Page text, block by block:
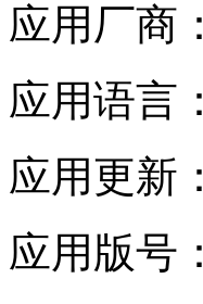
应用厂商：
应用语言：
应用更新：
应用版号：